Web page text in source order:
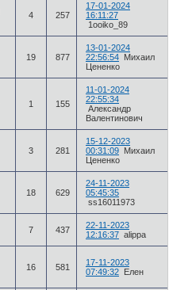
4 257
17-01-2024
16:11:27
1ooiko_89
19 877
13-01-2024
22:56:54 Михаил
Цененко
1 155
11-01-2024
22:55:34
Александр
Валентинович
3 281
15-12-2023
00:31:09 Михаил
Цененко
18 629
24-11-2023
05:45:35
ss16011973
7 437
22-11-2023
12:16:37 alippa
16 581
17-11-2023
07:49:32 Елен